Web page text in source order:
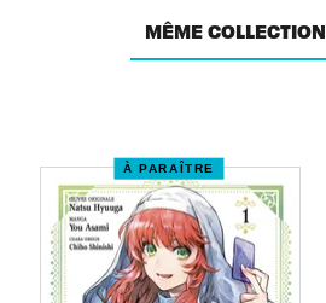
MÊME COLLECTION
À PARAÎTRE